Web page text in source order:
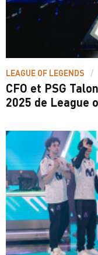
LEAGUE OF LEGENDS
CFO et PSG
2025 de League